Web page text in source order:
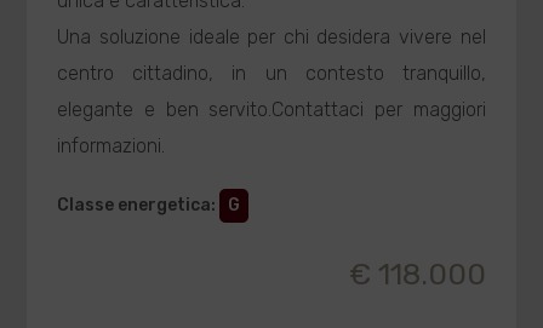
Una soluzione ideale per chi desidera vivere nel
centro cittadino, in un contesto tranquillo,
elegante e ben servito.Contattaci per maggiori
informazioni.
Classe energetica: G
€ 118.000